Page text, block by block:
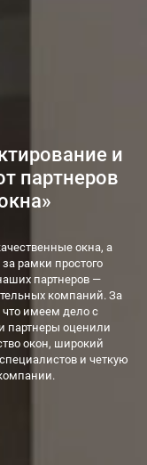
и
партнеров
окна, а
рамки простого
партнеров —
компаний. За
что имеем дело с
партнеры оценили
окон, широкий
и четкую